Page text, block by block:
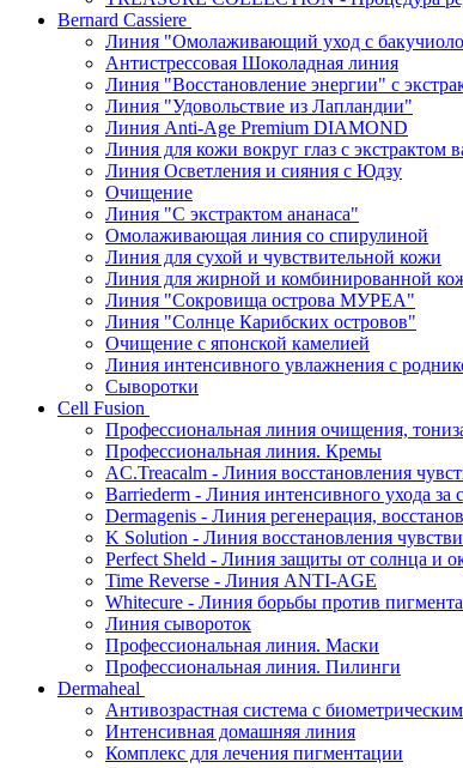
Bernard Cassiere
Линия "Омолаживающий уход с
Антистрессовая Шоколадная линия
Линия "Восстановление энергии" с
Линия "Удовольствие из Лапландии"
Линия Anti-Age Premium DIAMOND
Линия для кожи вокруг глаз с экстрактом
Линия Осветления и сияния с Юдзу
Очищение
Линия "С экстрактом ананаса"
Омолаживающая линия со спирулиной
Линия для сухой и чувствительной кожи
Линия для жирной и
Линия "Сокровища острова МУРЕА"
Линия "Солнце Карибских островов"
Очищение с японской камелией
Линия интенсивного увлажнения с
Сыворотки
Cell Fusion
Профессиональная линия очищения,
Профессиональная линия. Кремы
AC.Treacalm - Линия восстановления
Barriederm - Линия интенсивного ухода за
Dermagenis - Линия регенерация,
K Solution - Линия восстановления
Perfect Sheld - Линия защиты от солнца и
Time Reverse - Линия ANTI-AGE
Whitecure - Линия борьбы против
Линия сывороток
Профессиональная линия. Маски
Профессиональная линия. Пилинги
Dermaheal
Антивозрастная система с
Интенсивная домашняя линия
Комплекс для лечения пигментации